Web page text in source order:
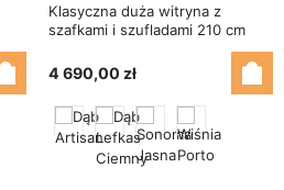
Klasyczna duża witryna z
szafkami i szufladami 210 cm
4 690,00 zł